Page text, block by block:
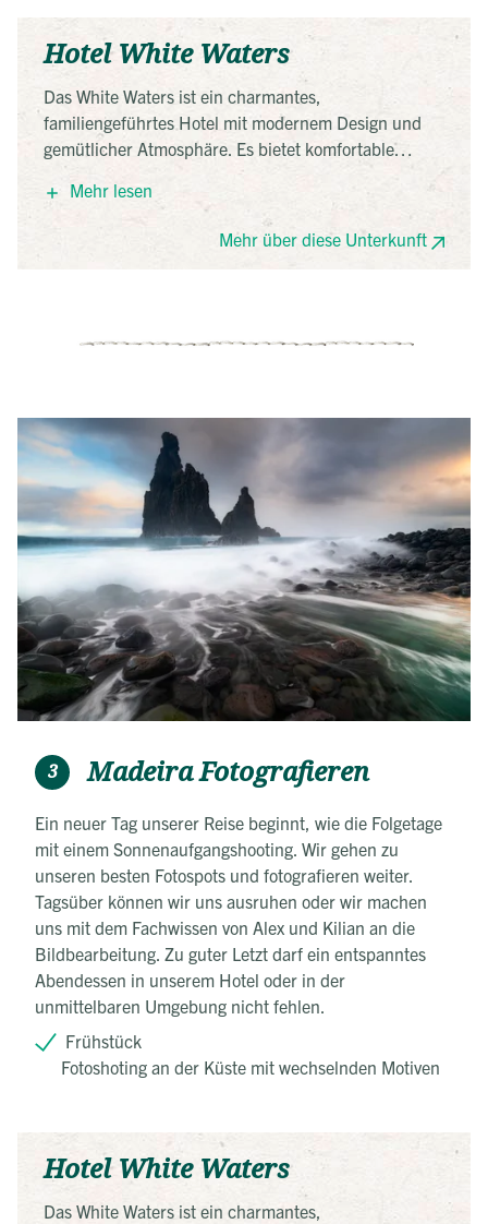
Hotel White Waters
Das White Waters ist ein charmantes,
familiengeführtes Hotel mit modernem Design und
gemütlicher Atmosphäre. Es bietet komfortable
Zimmer, eine Dachterrasse mit Blick auf das Meer
und ein hauseigenes Restaurant. Dank seiner
zentralen Lage sind die Altstadt, Geschäfte und
Sehenswürdigkeiten bequem zu Fuß erreichbar
Mehr lesen
Mehr über diese Unterkunft
3 Madeira Fotografieren
Ein neuer Tag unserer Reise beginnt, wie die Folgetage
mit einem Sonnenaufgangshooting. Wir gehen zu
unseren besten Fotospots und fotografieren weiter.
Tagsüber können wir uns ausruhen oder wir machen
uns mit dem Fachwissen von Alex und Kilian an die
Bildbearbeitung. Zu guter Letzt darf ein entspanntes
Abendessen in unserem Hotel oder in der
unmittelbaren Umgebung nicht fehlen.
Frühstück
Fotoshoting an der Küste mit wechselnden Motiven
Hotel White Waters
Das White Waters ist ein charmantes,